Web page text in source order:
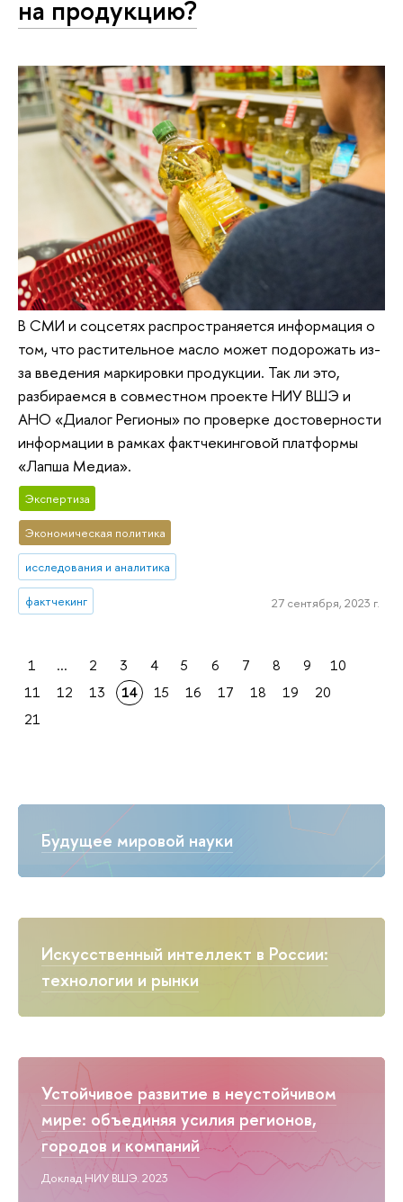
Будущее мировой науки
Искусственный интеллект в России:
технологии и рынки
Устойчивое развитие в неустойчивом
мире: объединяя усилия регионов,
городов и компаний
Доклад НИУ ВШЭ. 2023
на продукцию?
В СМИ и соцсетях распространяется информация о
том, что растительное масло может подорожать из-
за введения маркировки продукции. Так ли это,
разбираемся в совместном проекте НИУ ВШЭ и
АНО «Диалог Регионы» по проверке достоверности
информации в рамках фактчекинговой платформы
«Лапша Медиа».
Экспертиза
Экономическая политика
исследования и аналитика
фактчекинг 27 сентября, 2023 г.
1 ... 2 3 4 5 6 7 8 9
10
11
12 13 14 15 16 17 18 19
20
21